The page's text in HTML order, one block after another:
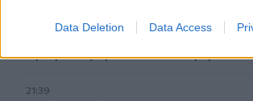
Data Deletion Data Access
Ηράκλειο: "Σε άθλια κατάσταση το
Εφέδρων Αξιωματικών στον Καράβολα"
21:39